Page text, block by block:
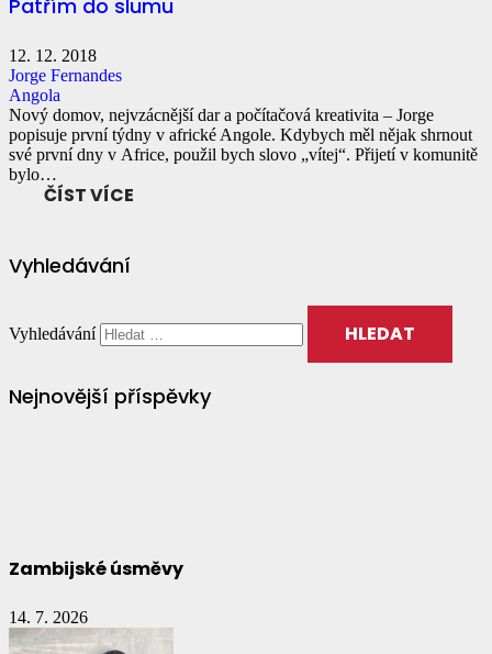
Patřím do slumu
12. 12. 2018
Jorge Fernandes
Angola
Nový domov, nejvzácnější dar a počítačová kreativita – Jorge
popisuje první týdny v africké Angole. Kdybych měl nějak shrnout
své první dny v Africe, použil bych slovo „vítej“. Přijetí v komunitě
bylo…
ČÍST VÍCE
Vyhledávání
Vyhledávání
Nejnovější příspěvky
Zambijské úsměvy
14. 7. 2026